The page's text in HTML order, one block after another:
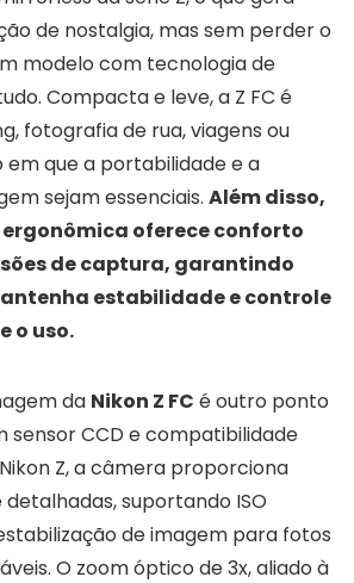
de nostalgia, mas sem perder o
modelo com tecnologia de
Compacta e leve, a Z FC é
fotografia de rua, viagens ou
em que a portabilidade e a
sejam essenciais. Além disso,
oferece conforto
de captura, garantindo
estabilidade e controle
o uso.
da Nikon Z FC é outro ponto
sensor CCD e compatibilidade
Z, a câmera proporciona
suportando ISO
de imagem para fotos
O zoom óptico de 3x, aliado à